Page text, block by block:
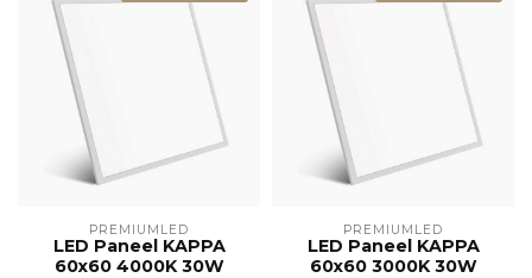
PREMIUMLED
LED Paneel KAPPA
60x60 4000K 30W
PREMIUMLED
LED Paneel KAPPA
60x60 3000K 30W